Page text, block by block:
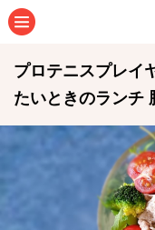
プロテニスプレイ
たいときのランチ